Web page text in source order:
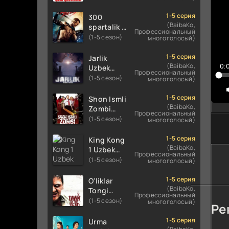
tilida
koreya
seryali
barcha
o'zbek
tilida
tilida 2016
O'zbekcha
tarjima
HD
skachat
300
spartalik 2
/ Uch yuz
2 Premyera
Uzbek
tilida 2013
tarjima
kino HD
skachat
(1-5 сезон)
1-5 серия
(BaibaKo,
Профессиональный
многоголосый)
Jarlik
Uzbek
tilida 2025
tarjima
kino HD
skachat
(1-5 сезон)
1-5 серия
(BaibaKo,
Профессиональный
многоголосый)
Shon Ismli
Zombi
Uzbek
O'zbekcha
tarjima
kino HD
(1-5 сезон)
1-5 серия
(BaibaKo,
Профессиональный
многоголосый)
King Kong
1 Uzbek
tilida 2005
tarjima
kino HD
skachat
(1-5 сезон)
1-5 серия
(BaibaKo,
Профессиональный
многоголосый)
O'liklar
Tongi
Uzbek
(2004)
(1-5 сезон)
1-5 серия
(BaibaKo,
Профессиональный
многоголосый)
Urma
1-5 серия